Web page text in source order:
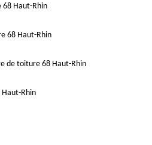
Haut-Rhin
68 Haut-Rhin
de toiture 68 Haut-Rhin
Rhin